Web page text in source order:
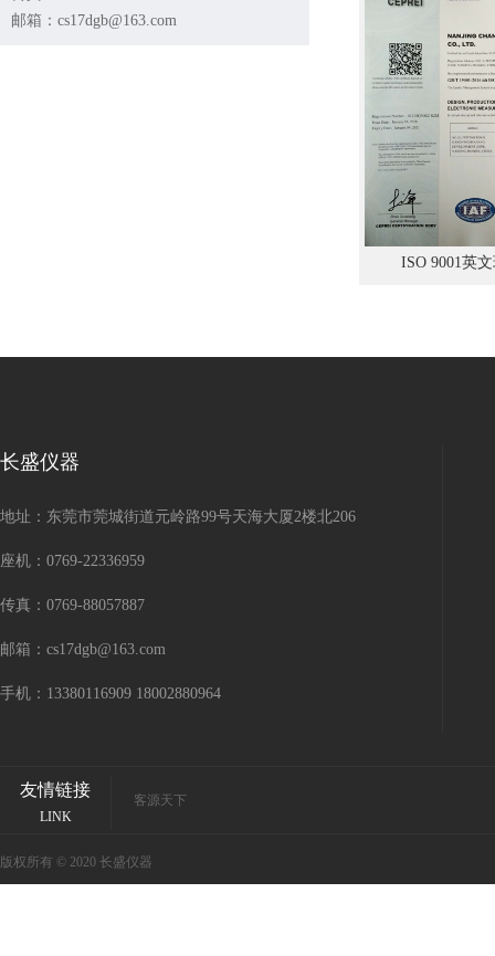
邮箱：cs17dgb@163.com
ISO 9001英
长盛仪器
地址：东莞市莞城街道元岭路99号天海大厦2楼北206
座机：0769-22336959
传真：0769-88057887
邮箱：cs17dgb@163.com
手机：13380116909 18002880964
友情链接
LINK
客源天下
版权所有 © 2020 长盛仪器